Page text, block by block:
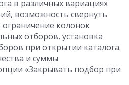
в различных вариациях
возможность свернуть
колонок
отборов, установка
при открытии каталога.
и суммы
«Закрывать подбор при